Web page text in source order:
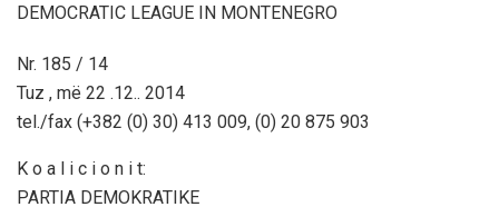
DEMOCRATIC LEAGUE IN MONTENEGRO
Nr. 185 / 14
Tuz , më 22 .12.. 2014
tel./fax (+382 (0) 30) 413 009, (0) 20 875 903
K o a l i c i o n i t:
PARTIA DEMOKRATIKE